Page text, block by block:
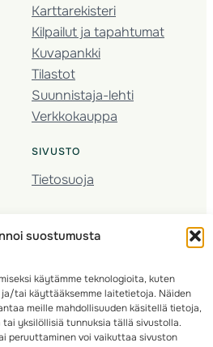
suostumusta
käytämme teknologioita, kuten
tai käyttääksemme laitetietoja. Näiden
meille mahdollisuuden käsitellä tietoja,
yksilöllisiä tunnuksia tällä sivustolla.
peruuttaminen voi vaikuttaa sivuston
Karttarekisteri
Kilpailut ja tapahtumat
Kuvapankki
Tilastot
Suunnistaja-lehti
Verkkokauppa
SIVUSTO
Tietosuoja